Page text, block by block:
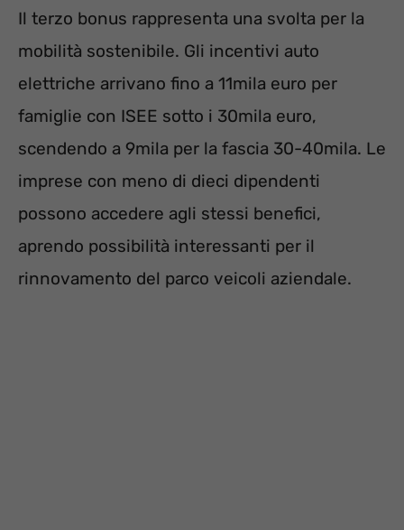
Il terzo bonus rappresenta una svolta per la
mobilità sostenibile. Gli incentivi auto
elettriche arrivano fino a 11mila euro per
famiglie con ISEE sotto i 30mila euro,
scendendo a 9mila per la fascia 30-40mila. Le
imprese con meno di dieci dipendenti
possono accedere agli stessi benefici,
aprendo possibilità interessanti per il
rinnovamento del parco veicoli aziendale.